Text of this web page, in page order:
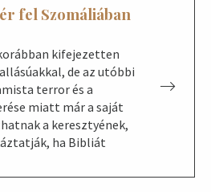
fel Szomáliában
kifejezetten
de az utóbbi
terror és a
miatt már a saját
a keresztyének,
ha Bibliát